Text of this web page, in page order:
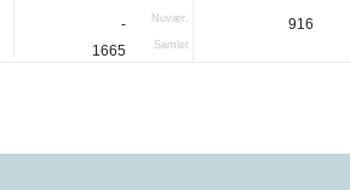
- Nuvær.
1665 Samlet
916